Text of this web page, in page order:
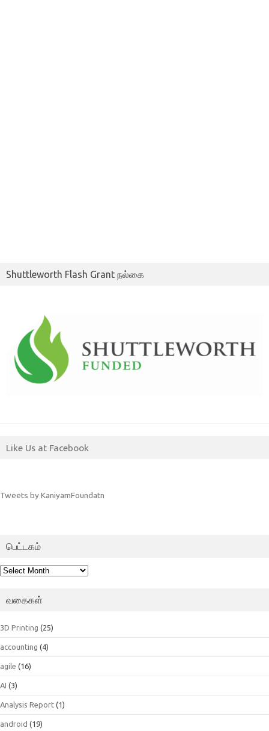
Shuttleworth Flash Grant நல்கை
Like Us at Facebook
Tweets by KaniyamFoundatn
பெட்டகம்
பெட்டகம்
வகைகள்
3D Printing (25)
accounting (4)
agile (16)
AI (3)
Analysis Report (1)
android (19)